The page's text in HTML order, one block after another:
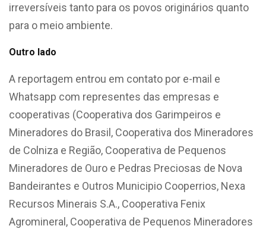
irreversíveis tanto para os povos originários quanto
para o meio ambiente.
Outro lado
A reportagem entrou em contato por e-mail e
Whatsapp com representes das empresas e
cooperativas (Cooperativa dos Garimpeiros e
Mineradores do Brasil, Cooperativa dos Mineradores
de Colniza e Região, Cooperativa de Pequenos
Mineradores de Ouro e Pedras Preciosas de Nova
Bandeirantes e Outros Municipio Cooperrios, Nexa
Recursos Minerais S.A., Cooperativa Fenix
Agromineral, Cooperativa de Pequenos Mineradores